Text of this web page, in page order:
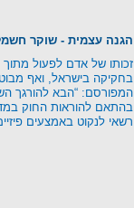
הגנה עצמית - שוקר
זכותו של אדם לפעול
בחקיקה בישראל, ואף
המפורסם: “הבא להורגך
בהתאם להוראות החוק
רשאי לנקוט באמצעים